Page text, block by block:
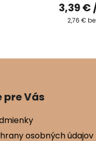
3,39 €
2,76 €
Vás
osobných údajov